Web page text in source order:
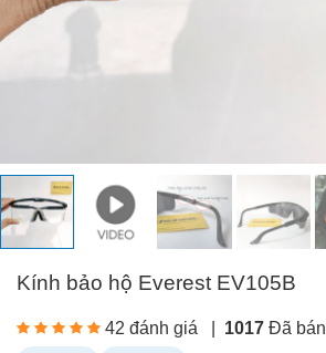
Kính bảo hộ Everest EV105B
42 đánh giá 1017 Đã bán